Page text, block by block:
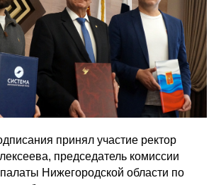
принял участие ректор
председатель комиссии
Нижегородской области по